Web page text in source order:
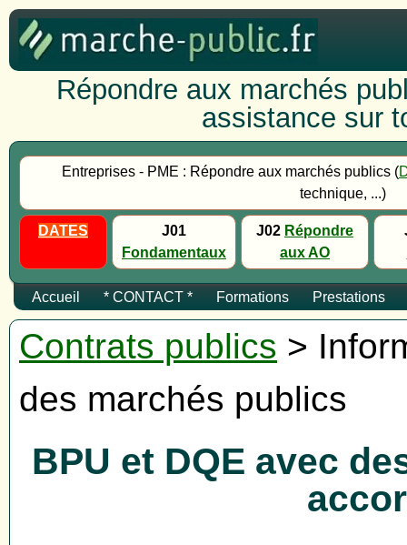
Répondre aux marchés
assistance sur
Entreprises - PME : Répondre aux marchés publics (
technique, ...)
DATES
J01
Fondamentaux
J02 Répondre
aux AO
Accueil * CONTACT * Formations Prestations
Contrats publics >
des marchés publics
BPU et DQE avec